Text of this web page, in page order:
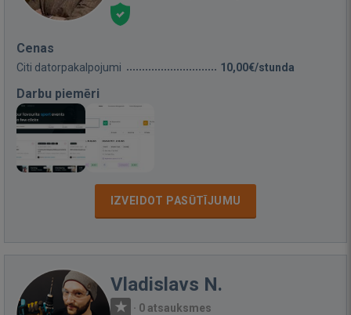
Cenas
Citi datorpakalpojumi 10,00€/stunda
Darbu piemēri
IZVEIDOT PASŪTĪJUMU
Vladislavs N.
· 0 atsauksmes